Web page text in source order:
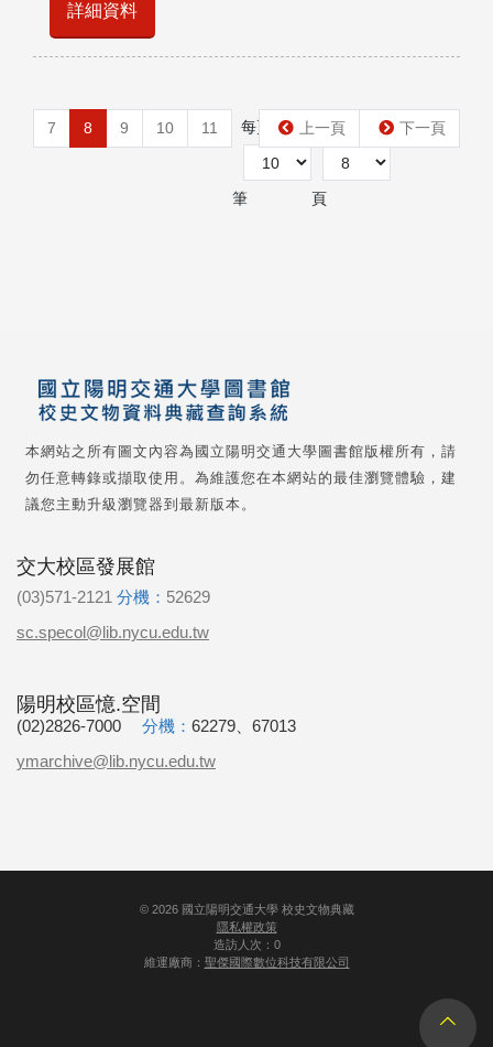
詳細資料
7 8 9 10 11 每頁
筆
第
頁
上一頁 下一頁
本網站之所有圖文內容為國立陽明交通大學圖書館版權所有，請
勿任意轉錄或擷取使用。為維護您在本網站的最佳瀏覽體驗，建
議您主動升級瀏覽器到最新版本。
交大校區發展館
(03)571-2121 分機： 52629
sc.specol@lib.nycu.edu.tw
陽明校區憶.空間
(02)2826-7000 分機： 62279、67013
ymarchive@lib.nycu.edu.tw
© 2026國立陽明交通大學 校史文物典藏
隱私權政策
造訪人次：0
維運廠商： 聖傑國際數位科技有限公司